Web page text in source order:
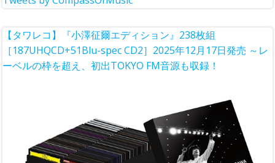
【タワレコ】『小澤征爾エディション』238枚組
［187UHQCD+51Blu-spec CD2］2025年12月17日発売 ～レ
ーベルの枠を超え、初出TOKYO FM音源も収録！